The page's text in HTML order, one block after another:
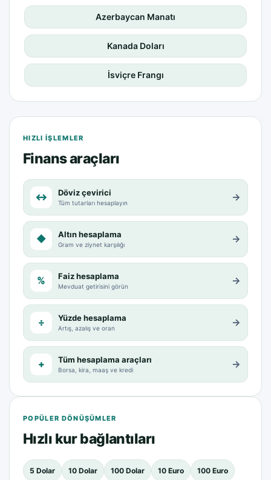
Azerbaycan Manatı
Kanada Doları
İsviçre Frangı
HIZLI IŞLEMLER
Finans araçları
↔ Döviz çevirici
Tüm tutarları hesaplayın →
◆ Altın hesaplama
Gram ve ziynet karşılığı →
% Faiz hesaplama
Mevduat getirisini görün →
÷ Yüzde hesaplama
Artış, azalış ve oran →
+ Tüm hesaplama araçları
Borsa, kira, maaş ve kredi →
POPÜLER DÖNÜŞÜMLER
Hızlı kur bağlantıları
5 Dolar 10 Dolar 100 Dolar 10 Euro 100 Euro